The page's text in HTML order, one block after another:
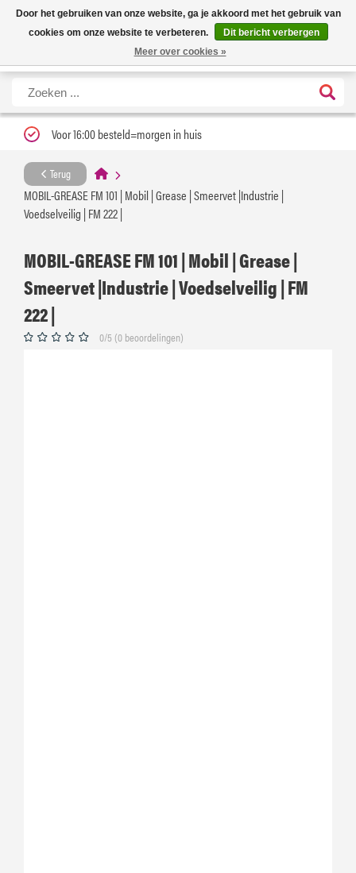
Nieuwe levertijd: 1 tot 3 werkdagen | Nu 25% korting op gehele assortiment
Carfume met kortingscode ''verfrissend''
X
Voor 16:00 besteld=morgen in huis
Terug
MOBIL-GREASE FM 101 | Mobil | Grease | Smeervet |Industrie |
Voedselveilig | FM 222 |
MOBIL-GREASE FM 101 | Mobil | Grease |
Smeervet |Industrie | Voedselveilig | FM
222 |
0/5 (0 beoordelingen)
Door het gebruiken van onze website, ga je akkoord met het gebruik van
cookies om onze website te verbeteren.
Dit bericht verbergen
Meer over cookies »